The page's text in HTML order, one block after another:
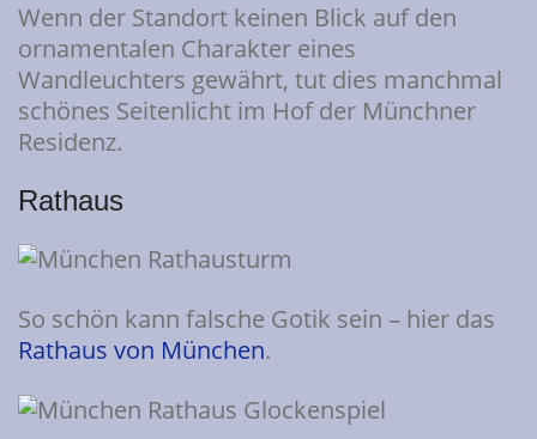
Wenn der Standort keinen Blick auf den
ornamentalen Charakter eines
Wandleuchters gewährt, tut dies manchmal
schönes Seitenlicht im Hof der Münchner
Residenz.
Rathaus
So schön kann falsche Gotik sein – hier das
Rathaus von München.